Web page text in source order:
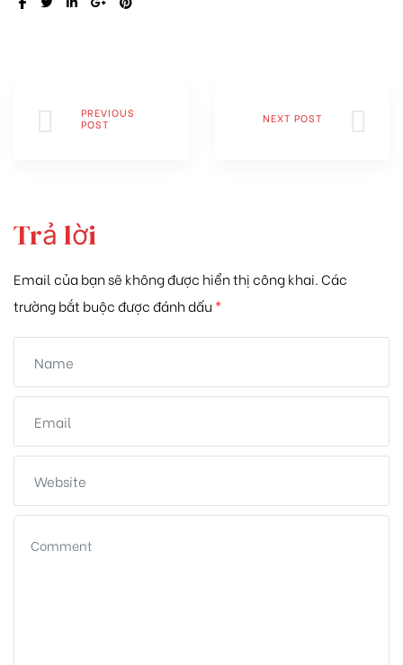
PREVIOUS
POST
NEXT POST
Trả lời
Email của bạn sẽ không được hiển thị công khai. Các
trường bắt buộc được đánh dấu *